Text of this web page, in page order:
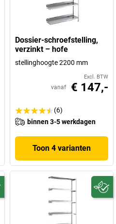
Dossier-schroefstelling,
verzinkt – hofe
stellinghoogte 2200 mm
Excl. BTW
vanaf € 147,-
(6)
binnen 3-5 werkdagen
Toon 4 varianten